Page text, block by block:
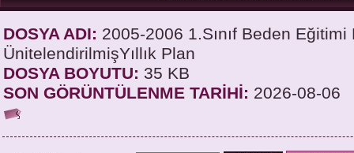
DOSYA ADI: 2005-2006 1.Sınıf Beden Eğitimi
ÜnitelendirilmişYıllık Plan
DOSYA BOYUTU: 35 KB
SON GÖRÜNTÜLENME TARİHİ: 2026-08-06